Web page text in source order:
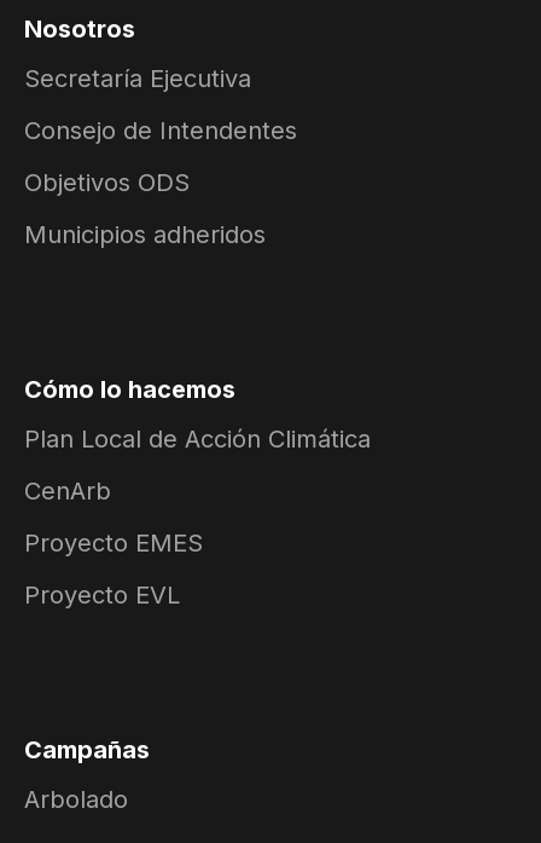
Nosotros
Secretaría Ejecutiva
Consejo de Intendentes
Objetivos ODS
Municipios adheridos
Cómo lo hacemos
Plan Local de Acción Climática
CenArb
Proyecto EMES
Proyecto EVL
Campañas
Arbolado